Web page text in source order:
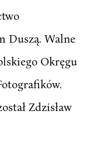
Duszą. Walne
Okręgu
Zdzisław